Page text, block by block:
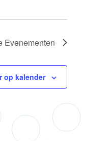
Evenementen
op kalender